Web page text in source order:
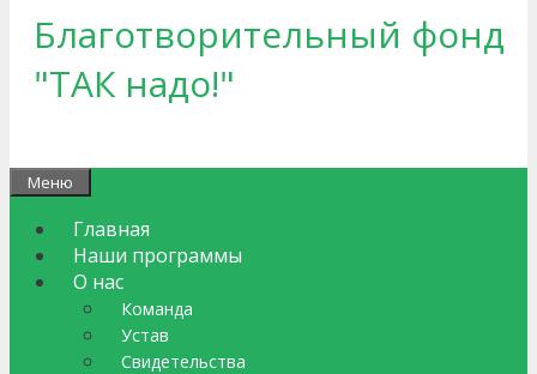
Благотворительный фонд
"ТАК надо!"
Меню
Главная
Наши программы
О нас
Команда
Устав
Свидетельства